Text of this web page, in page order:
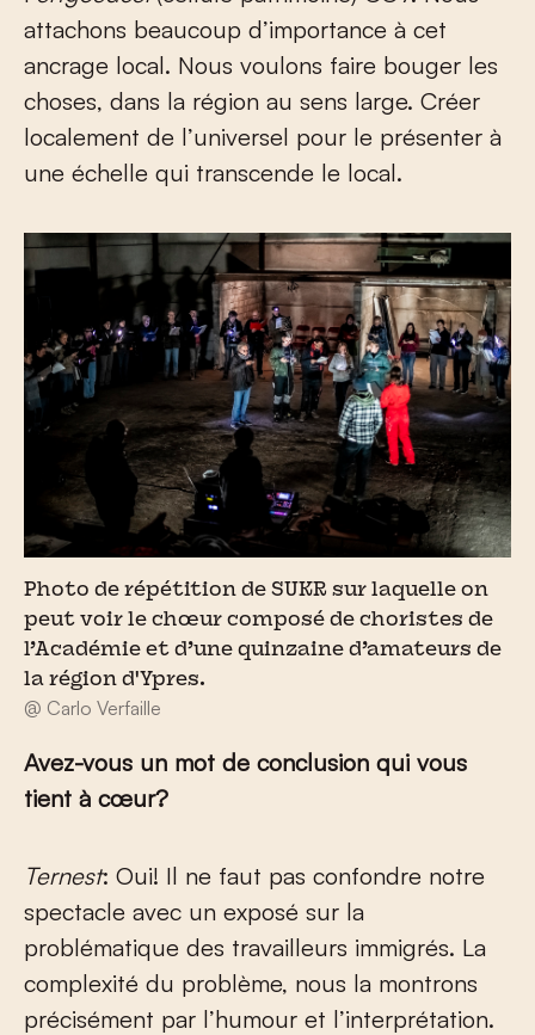
attachons beaucoup d’importance à cet
ancrage local. Nous voulons faire bouger les
choses, dans la région au sens large. Créer
localement de l’universel pour le présenter à
une échelle qui transcende le local.
Photo de répétition de SUKR sur laquelle on
peut voir le chœur composé de choristes de
l’Académie et d’une quinzaine d’amateurs de
la région d'Ypres.
@ Carlo Verfaille
Avez-vous un mot de conclusion qui vous
tient à cœur?
Ternest: Oui! Il ne faut pas confondre notre
spectacle avec un exposé sur la
problématique des travailleurs immigrés. La
complexité du problème, nous la montrons
précisément par l’humour et l’interprétation.